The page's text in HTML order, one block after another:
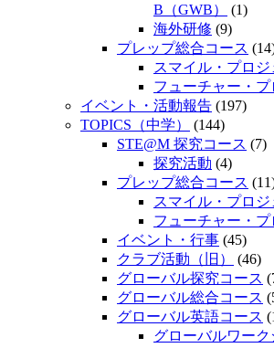
B（GWB）
(1)
海外研修 (9)
プレップ総合コース
スマイル・プロジ
フューチャー・プ
イベント・活動報告 (197)
TOPICS（中学）
(144)
STE@M 探究コース (7)
探究活動 (4)
プレップ総合コース
スマイル・プロジ
フューチャー・プ
イベント・行事 (45)
クラブ活動（旧）
(46)
グローバル探究コース
グローバル総合コース
グローバル英語コース
グローバルワー